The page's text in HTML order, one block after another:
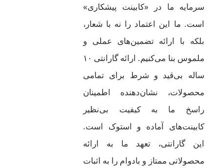
سرمایه ما در «کابینت پیشکاری»
است. ما این اعتماد را نه با شعار،
بلکه با ارائه تضمین‌های عملی و
ملموس بنا می‌کنیم. ارائه گارانتی ۱۰
ساله بی‌قید و شرط برای تمامی
محصولات، نشان‌دهنده اطمینان
راسخ ما به کیفیت بی‌نظیر
کابینت‌های آماده و استوک است.
این گارانتی، تعهد ما به ارائه
محصولاتی ممتاز و بادوام را به اثبات